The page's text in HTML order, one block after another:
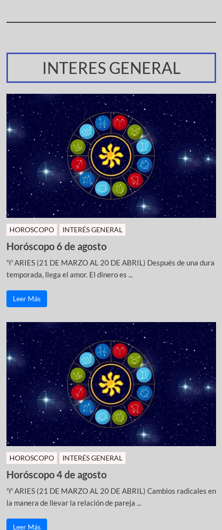
INTERES GENERAL
HOROSCOPO INTERÉS GENERAL
Horóscopo 6 de agosto
♈ ARIES (21 DE MARZO AL 20 DE ABRIL) Después de una dura
temporada, llega el amor. El dinero es ...
Leer Más
HOROSCOPO INTERÉS GENERAL
Horóscopo 4 de agosto
♈ ARIES (21 DE MARZO AL 20 DE ABRIL) Cambios radicales en
la manera de llevar la relación de pareja ...
Leer Más